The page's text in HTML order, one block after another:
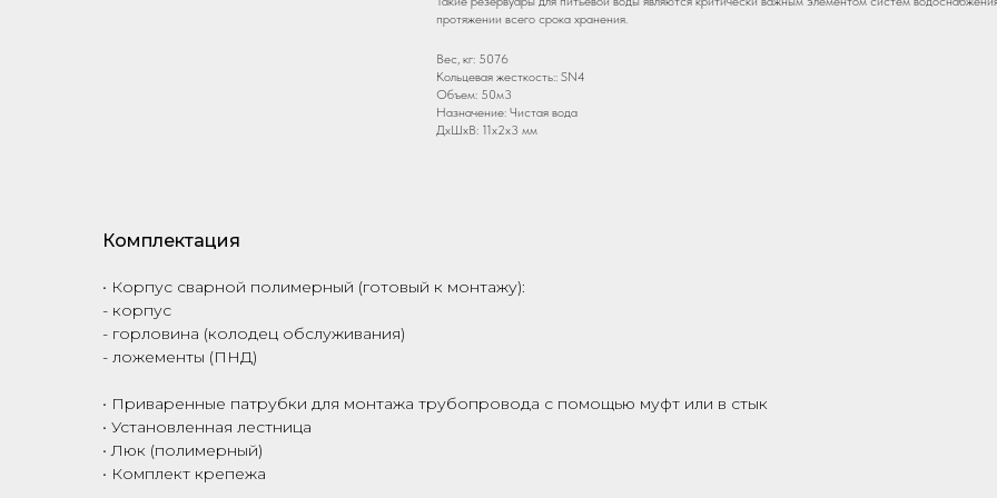
протяжении всего срока хранения.
Вес, кг: 5076
Кольцевая жесткость:: SN4
Объем: 50м3
Назначение: Чистая вода
ДxШxВ: 11x2x3 мм
Комплектация
• Корпус сварной полимерный (готовый к монтажу):
- корпус
- горловина (колодец обслуживания)
- ложементы (ПНД)
• Приваренные патрубки для монтажа трубопровода с помощью муфт или в стык
• Установленная лестница
• Люк (полимерный)
• Комплект крепежа